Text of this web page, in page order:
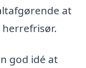
at
god idé at